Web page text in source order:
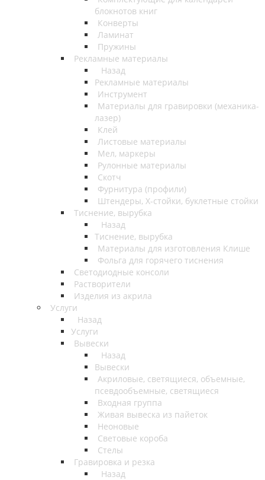
блокнотов книг
Конверты
Ламинат
Пружины
Рекламные материалы
Назад
Рекламные материалы
Инструмент
Материалы для гравировки (механика-
лазер)
Клей
Листовые материалы
Мел, маркеры
Рулонные материалы
Скотч
Фурнитура (профили)
Штендеры, Х-стойки, буклетные стойки
Тиснение, вырубка
Назад
Тиснение, вырубка
Материалы для изготовления Клише
Фольга для горячего тиснения
Светодиодные консоли
Растворители
Изделия из акрила
Услуги
Назад
Услуги
Вывески
Назад
Вывески
Акриловые, светящиеся, объемные,
псевдообъемные, светящиеся
Входная группа
Живая вывеска из пайеток
Неоновые
Световые короба
Стелы
Гравировка и резка
Назад